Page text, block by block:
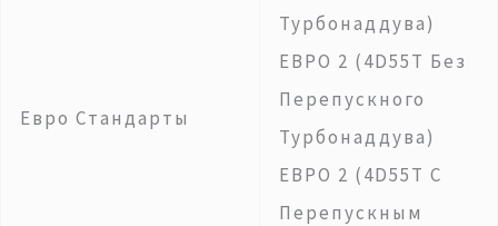
Евро Стандарты
Турбонаддува)
ЕВРО 2 (4D55T Без
Перепускного
Турбонаддува)
ЕВРО 2 (4D55T С
Перепускным